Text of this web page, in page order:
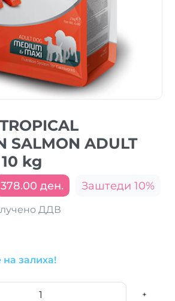
SALMON ADULT
kg
378.00 ден. Заштеди 10%
ДДВ
залиха!
+